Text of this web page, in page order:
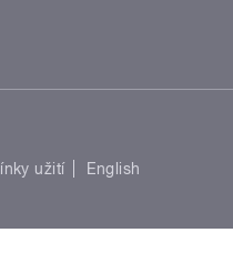
užití
English